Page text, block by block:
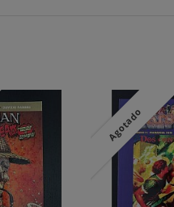
Agotado